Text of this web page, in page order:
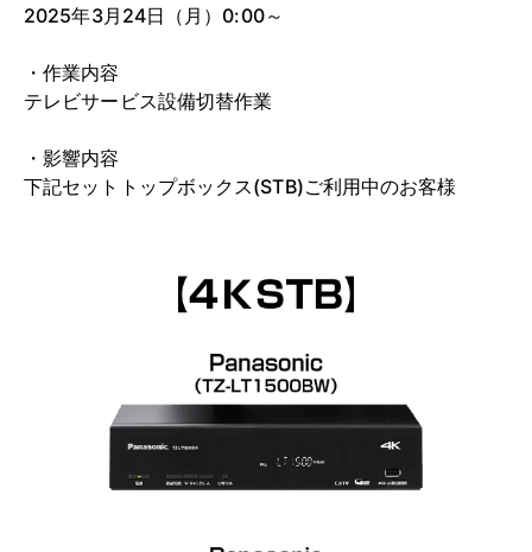
2025年3月24日（月）0:00～
・作業内容
テレビサービス設備切替作業
・影響内容
下記セットトップボックス(STB)ご利用中のお客様